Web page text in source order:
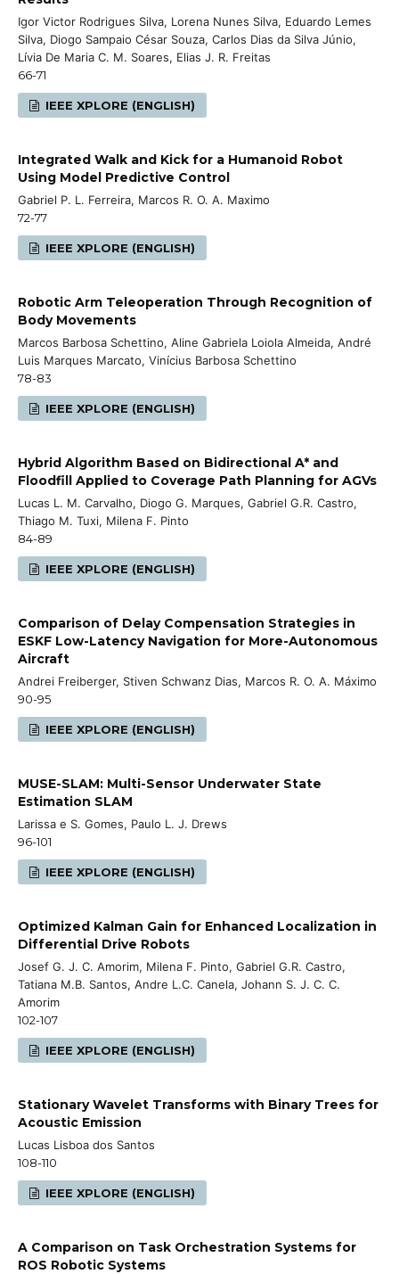
Igor Victor Rodrigues Silva, Lorena Nunes Silva, Eduardo Lemes
Silva, Diogo Sampaio César Souza, Carlos Dias da Silva Júnio,
Lívia De Maria C. M. Soares, Elias J. R. Freitas
66-71
IEEE XPLORE (ENGLISH)
Integrated Walk and Kick for a Humanoid Robot
Using Model Predictive Control
Gabriel P. L. Ferreira, Marcos R. O. A. Maximo
72-77
IEEE XPLORE (ENGLISH)
Robotic Arm Teleoperation Through Recognition of
Body Movements
Marcos Barbosa Schettino, Aline Gabriela Loiola Almeida, André
Luis Marques Marcato, Vinícius Barbosa Schettino
78-83
IEEE XPLORE (ENGLISH)
Hybrid Algorithm Based on Bidirectional A* and
Floodfill Applied to Coverage Path Planning for AGVs
Lucas L. M. Carvalho, Diogo G. Marques, Gabriel G.R. Castro,
Thiago M. Tuxi, Milena F. Pinto
84-89
IEEE XPLORE (ENGLISH)
Comparison of Delay Compensation Strategies in
ESKF Low-Latency Navigation for More-Autonomous
Aircraft
Andrei Freiberger, Stiven Schwanz Dias, Marcos R. O. A. Máximo
90-95
IEEE XPLORE (ENGLISH)
MUSE-SLAM: Multi-Sensor Underwater State
Estimation SLAM
Larissa e S. Gomes, Paulo L. J. Drews
96-101
IEEE XPLORE (ENGLISH)
Optimized Kalman Gain for Enhanced Localization in
Differential Drive Robots
Josef G. J. C. Amorim, Milena F. Pinto, Gabriel G.R. Castro,
Tatiana M.B. Santos, Andre L.C. Canela, Johann S. J. C. C.
Amorim
102-107
IEEE XPLORE (ENGLISH)
Stationary Wavelet Transforms with Binary Trees for
Acoustic Emission
Lucas Lisboa dos Santos
108-110
IEEE XPLORE (ENGLISH)
A Comparison on Task Orchestration Systems for
ROS Robotic Systems